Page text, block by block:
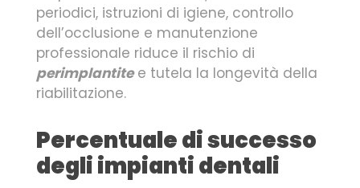
periodici, istruzioni di igiene, controllo
dell’occlusione e manutenzione
professionale riduce il rischio di
perimplantitee tutela la longevità della
riabilitazione.
Percentuale di successo
degli impianti dentali